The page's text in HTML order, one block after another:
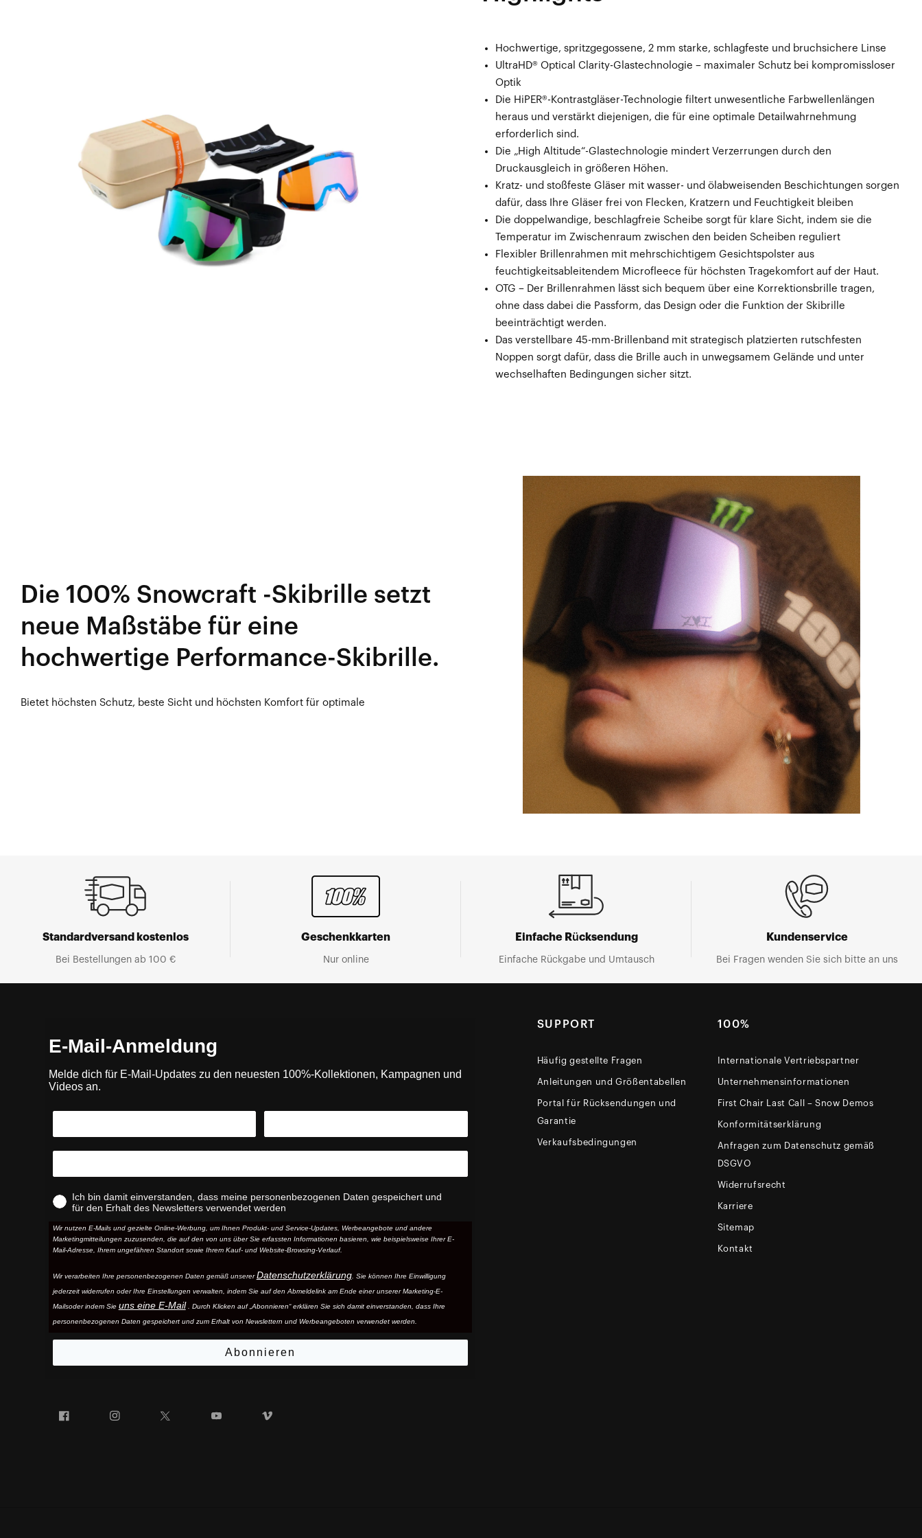
Hochwertige, spritzgegossene, 2 mm starke, schlagfeste und bruchsichere Linse
UltraHD® Optical Clarity-Glastechnologie – maximaler Schutz bei kompromissloser
Optik
Die HiPER®-Kontrastgläser-Technologie filtert unwesentliche Farbwellenlängen
heraus und verstärkt diejenigen, die für eine optimale Detailwahrnehmung
erforderlich sind.
Die „High Altitude“-Glastechnologie mindert Verzerrungen durch den
Druckausgleich in größeren Höhen.
Kratz- und stoßfeste Gläser mit wasser- und ölabweisenden Beschichtungen sorgen
dafür, dass Ihre Gläser frei von Flecken, Kratzern und Feuchtigkeit bleiben
Die doppelwandige, beschlagfreie Scheibe sorgt für klare Sicht, indem sie die
Temperatur im Zwischenraum zwischen den beiden Scheiben reguliert
Flexibler Brillenrahmen mit mehrschichtigem Gesichtspolster aus
feuchtigkeitsableitendem Microfleece für höchsten Tragekomfort auf der Haut.
OTG – Der Brillenrahmen lässt sich bequem über eine Korrektionsbrille tragen,
ohne dass dabei die Passform, das Design oder die Funktion der Skibrille
beeinträchtigt werden.
Das verstellbare 45-mm-Brillenband mit strategisch platzierten rutschfesten
Noppen sorgt dafür, dass die Brille auch in unwegsamem Gelände und unter
wechselhaften Bedingungen sicher sitzt.
Die 100% Snowcraft -Skibrille setzt
neue Maßstäbe für eine
hochwertige Performance-Skibrille.
Bietet höchsten Schutz, beste Sicht und höchsten Komfort für optimale
Standardversand kostenlos
Bei Bestellungen ab 100 €
Geschenkkarten
Nur online
Einfache Rücksendung
Einfache Rückgabe und Umtausch
Kundenservice
Bei Fragen wenden Sie sich bitte an uns
E-Mail-Anmeldung
Melde dich für E-Mail-Updates zu den neuesten 100%-Kollektionen, Kampagnen und
Videos an.
Ich bin damit einverstanden, dass meine personenbezogenen Daten gespeichert und
für den Erhalt des Newsletters verwendet werden
Wir nutzen E-Mails und gezielte Online-Werbung, um Ihnen Produkt- und Service-Updates, Werbeangebote und andere
Marketingmitteilungen zuzusenden, die auf den von uns über Sie erfassten Informationen basieren, wie beispielsweise Ihrer E-
Mail-Adresse, Ihrem ungefähren Standort sowie Ihrem Kauf- und Website-Browsing-Verlauf.
Wir verarbeiten Ihre personenbezogenen Daten gemäß unsererDatenschutzerklärung. Sie können Ihre Einwilligung
jederzeit widerrufen oder Ihre Einstellungen verwalten, indem Sie auf den Abmeldelink am Ende einer unserer Marketing-E-
Mailsoder indem Sie uns eine E-Mail. Durch Klicken auf „Abonnieren“ erklären Sie sich damit einverstanden, dass Ihre
personenbezogenen Daten gespeichert und zum Erhalt von Newslettern und Werbeangeboten verwendet werden.
Abonnieren
Facebook Instagram YouTube
SUPPORT
Häufig gestellte Fragen
Anleitungen und Größentabellen
Portal für Rücksendungen und
Garantie
Verkaufsbedingungen
100%
Internationale Vertriebspartner
Unternehmensinformationen
First Chair Last Call – Snow Demos
Konformitätserklärung
Anfragen zum Datenschutz gemäß
DSGVO
Widerrufsrecht
Karriere
Sitemap
Kontakt